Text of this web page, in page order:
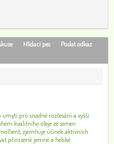
Hlídací pes
Poslat odkaz
pro snadné rozčesání a vyšší
kvalitního oleje ze semen
zjemňuje účinek aktivních
přirozeně jemné a hebké.